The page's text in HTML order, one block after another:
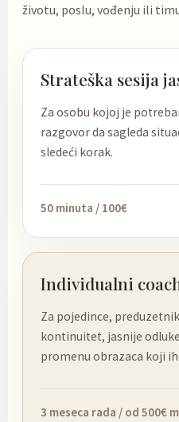
životu, poslu, vođenju ili
Strateška sesija
Za osobu kojoj je
razgovor da sagleda
sledeći korak.
50 minuta / 100€
Individualni
Za pojedince,
kontinuitet, jasnije
promenu obrazaca koji
3 meseca rada / od 500€